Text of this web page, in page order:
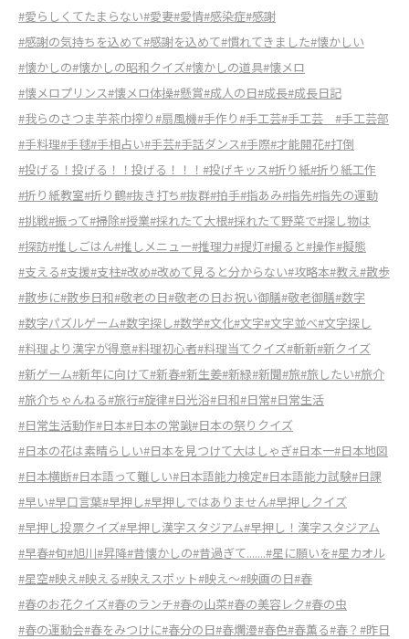
#愛らしくてたまらない#愛妻#愛情#感染症#感謝
#感謝の気持ちを込めて#感謝を込めて#慣れてきました#懐かしい
#懐かしの#懐かしの昭和クイズ#懐かしの道具#懐メロ
#懐メロプリンス#懐メロ体操#懸賞#成人の日#成長#成長日記
#我らのさつま芋茶巾搾り#扇風機#手作り#手工芸#手工芸 #手工芸部
#手料理#手毬#手相占い#手芸#手話ダンス#手際#才能開花#打倒
#投げる！投げる！！投げる！！！ #投げキッス#折り紙#折り紙工作
#折り紙教室#折り鶴#抜き打ち#抜群#拍手#指あみ#指先#指先の運動
#挑戦#振って#掃除#授業#採れたて大根#採れたて野菜で#探し物は
#探訪#推しごはん#推しメニュー#推理力#提灯#撮ると#操作#擬態
#支える#支援#支柱#改め#改めて見ると分からない#攻略本#教え #散歩
#散歩に#散歩日和#敬老の日#敬老の日お祝い御膳#敬老御膳#数字
#数字パズルゲーム#数字探し#数学#文化#文字#文字並べ#文字探し
#料理より漢字が得意#料理初心者#料理当てクイズ#斬新#新クイズ
#新ゲーム#新年に向けて#新春#新生姜#新緑#新聞#旅#旅したい#旅介
#旅介ちゃんねる#旅行#旋律#日光浴#日和#日常#日常生活
#日常生活動作#日本#日本の常識#日本の祭りクイズ
#日本の花は素晴らしい#日本を見つけて大はしゃぎ#日本一#日本地図
#日本横断#日本語って難しい#日本語能力検定#日本語能力試験#日課
#早い#早口言葉#早押し#早押しではありません#早押しクイズ
#早押し投票クイズ#早押し漢字スタジアム#早押し！漢字スタジアム
#早春#旬#旭川#昇降#昔懐かしの#昔過ぎて.......#星に願いを#星カオル
#星空#映え #映える#映えスポット#映え～#映画の日#春
#春のお花クイズ#春のランチ#春の山菜#春の美容レク#春の虫
#春の運動会#春をみつけに#春分の日#春爛漫#春色#春薫る#春？ #昨日